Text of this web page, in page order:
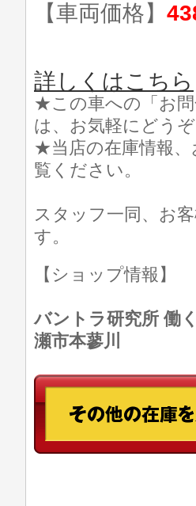
【車両価格】
詳しくはこちら
★この車への「お問
は、お気軽にどう
★当店の在庫情報
覧ください。
スタッフ一同、お
す。
【ショップ情報】
バントラ研究所 働
瀬市本蓼川